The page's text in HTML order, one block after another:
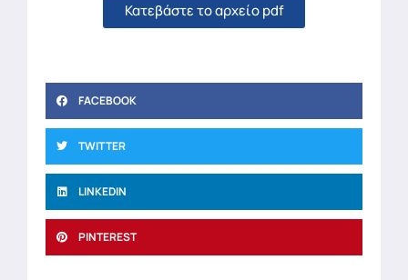
Κατεβάστε το αρχείο pdf
FACEBOOK
TWITTER
LINKEDIN
PINTEREST